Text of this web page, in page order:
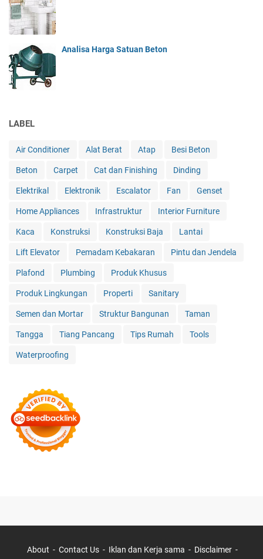
Analisa Harga Satuan Beton
LABEL
Air Conditioner Alat Berat Atap Besi Beton
Beton Carpet Cat dan Finishing Dinding
Elektrikal Elektronik Escalator Fan Genset
Home Appliances Infrastruktur Interior Furniture
Kaca Konstruksi Konstruksi Baja Lantai
Lift Elevator Pemadam Kebakaran Pintu dan Jendela
Plafond Plumbing Produk Khusus
Produk Lingkungan Properti Sanitary
Semen dan Mortar Struktur Bangunan Taman
Tangga Tiang Pancang Tips Rumah Tools
Waterproofing
About Contact Us Iklan dan Kerja sama Disclaimer